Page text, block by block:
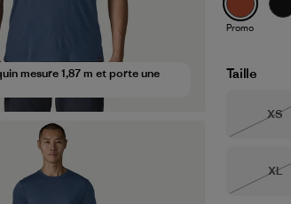
mesure 1,87 m et porte une
Promo
Taille
Taille
XS
Taille
XL